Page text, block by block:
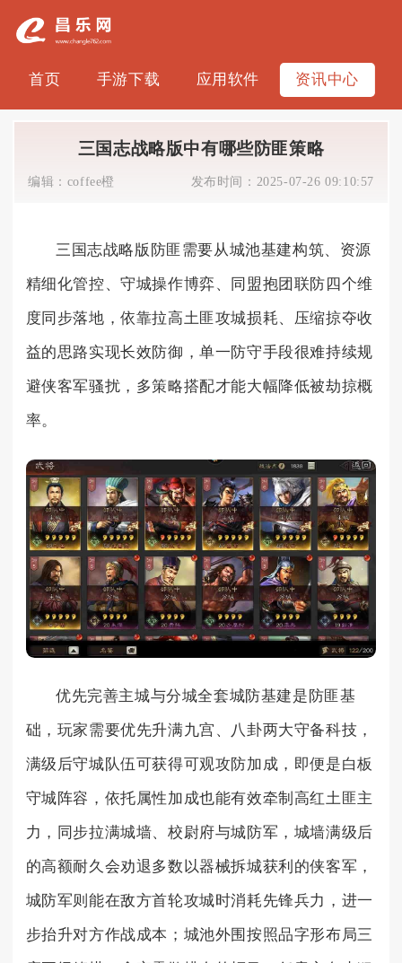
首页 手游下载 应用软件 资讯中心
三国志战略版中有哪些防匪策略
编辑： coffee橙 发布时间： 2025-07-26 09:10:57
三国志战略版防匪需要从城池基建构筑、资源
精细化管控、守城操作博弈、同盟抱团联防四个维
度同步落地，依靠拉高土匪攻城损耗、压缩掠夺收
益的思路实现长效防御，单一防守手段很难持续规
避侠客军骚扰，多策略搭配才能大幅降低被劫掠概
率。
优先完善主城与分城全套城防基建是防匪基
础，玩家需要优先升满九宫、八卦两大守备科技，
满级后守城队伍可获得可观攻防加成，即便是白板
守城阵容，依托属性加成也能有效牵制高红土匪主
力，同步拉满城墙、校尉府与城防军，城墙满级后
的高额耐久会劝退多数以器械拆城获利的侠客军，
城防军则能在敌方首轮攻城时消耗先锋兵力，进一
步抬升对方作战成本；城池外围按照品字形布局三